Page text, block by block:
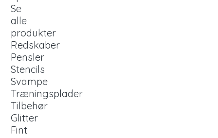
Se
alle
produkter
Redskaber
Pensler
Stencils
Svampe
Træningsplader
Tilbehør
Glitter
Fint